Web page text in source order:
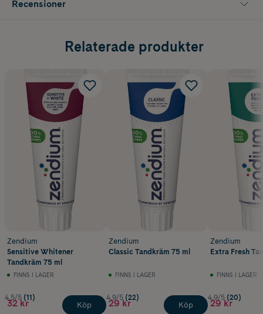
Recensioner
Relaterade produkter
Zendium
Sensitive Whitener
Tandkräm 75 ml
FINNS I LAGER
4.5/5 (11)
32 kr Köp
Zendium
Classic Tandkräm 75 ml
FINNS I LAGER
4.9/5 (22)
29 kr Köp
Zendium
Extra Fresh
FINNS I LAGER
4.9/5 (20)
29 kr